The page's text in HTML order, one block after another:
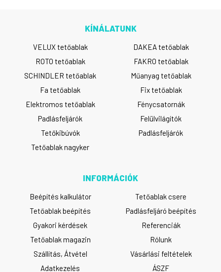
KÍNÁLATUNK
VELUX tetőablak
DAKEA tetőablak
ROTO tetőablak
FAKRO tetőablak
SCHINDLER tetőablak
Műanyag tetőablak
Fa tetőablak
Fix tetőablak
Elektromos tetőablak
Fénycsatornák
Padlásfeljárók
Felülvilágítók
Tetőkibúvók
Padlásfeljárók
Tetőablak nagyker
INFORMÁCIÓK
Beépítés kalkulátor
Tetőablak csere
Tetőablak beépítés
Padlásfeljáró beépítés
Gyakori kérdések
Referenciák
Tetőablak magazin
Rólunk
Szállítás, Átvétel
Vásárlási feltételek
Adatkezelés
ÁSZF